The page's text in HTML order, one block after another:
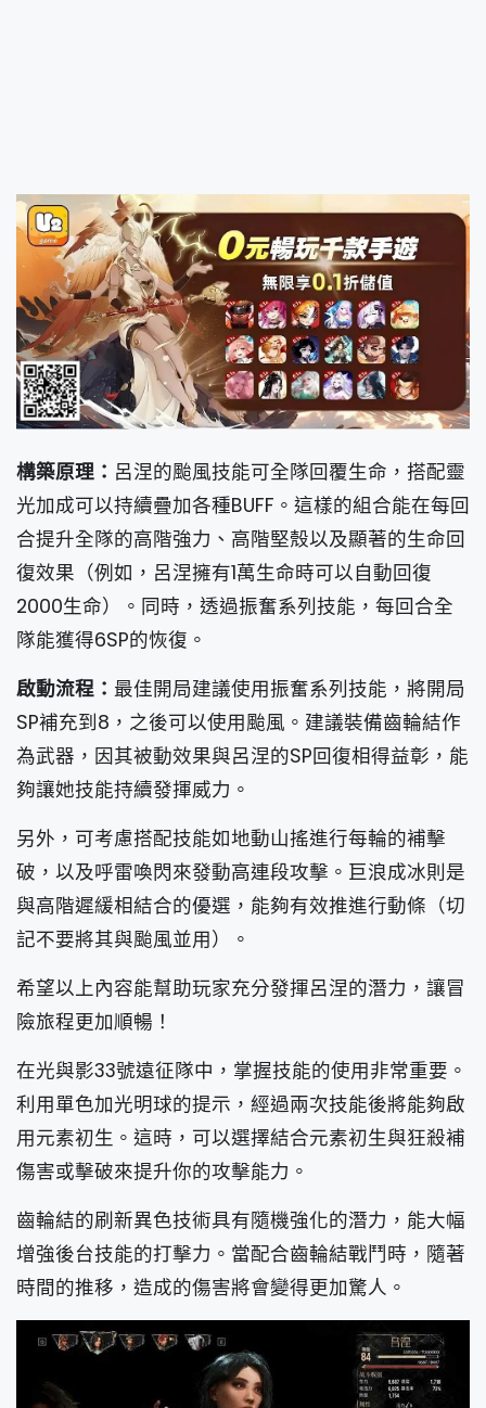
構築原理： 呂涅的颱風技能可全隊回覆生命，搭配靈
光加成可以持續疊加各種BUFF。這樣的組合能在每回
合提升全隊的高階強力、高階堅殼以及顯著的生命回
復效果（例如，呂涅擁有1萬生命時可以自動回復
2000生命）。同時，透過振奮系列技能，每回合全
隊能獲得6SP的恢復。
啟動流程： 最佳開局建議使用振奮系列技能，將開局
SP補充到8，之後可以使用颱風。建議裝備齒輪結作
為武器，因其被動效果與呂涅的SP回復相得益彰，能
夠讓她技能持續發揮威力。
另外，可考慮搭配技能如地動山搖進行每輪的補擊
破，以及呼雷喚閃來發動高連段攻擊。巨浪成冰則是
與高階遲緩相結合的優選，能夠有效推進行動條（切
記不要將其與颱風並用）。
希望以上內容能幫助玩家充分發揮呂涅的潛力，讓冒
險旅程更加順暢！
在光與影33號遠征隊中，掌握技能的使用非常重要。
利用單色加光明球的提示，經過兩次技能後將能夠啟
用元素初生。這時，可以選擇結合元素初生與狂殺補
傷害或擊破來提升你的攻擊能力。
齒輪結的刷新異色技術具有隨機強化的潛力，能大幅
增強後台技能的打擊力。當配合齒輪結戰鬥時，隨著
時間的推移，造成的傷害將會變得更加驚人。